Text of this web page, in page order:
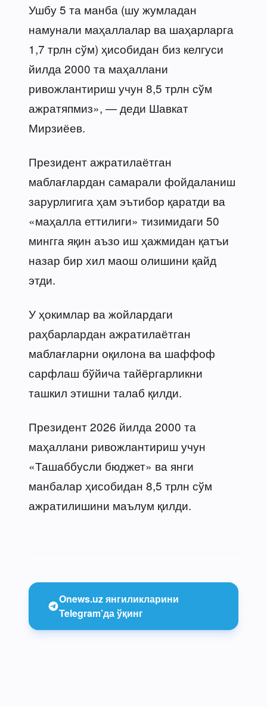
Ушбу 5 та манба (шу жумладан
намунали маҳаллалар ва шаҳарларга
1,7 трлн сўм) ҳисобидан биз келгуси
йилда 2000 та маҳаллани
ривожлантириш учун 8,5 трлн сўм
ажратяпмиз», — деди Шавкат
Мирзиёев.
Президент ажратилаётган
маблағлардан самарали фойдаланиш
зарурлигига ҳам эътибор қаратди ва
«маҳалла еттилиги» тизимидаги 50
мингга яқин аъзо иш ҳажмидан қатъи
назар бир хил маош олишини қайд
этди.
У ҳокимлар ва жойлардаги
раҳбарлардан ажратилаётган
маблағларни оқилона ва шаффоф
сарфлаш бўйича тайёргарликни
ташкил этишни талаб қилди.
Президент 2026 йилда 2000 та
маҳаллани ривожлантириш учун
«Ташаббусли бюджет» ва янги
манбалар ҳисобидан 8,5 трлн сўм
ажратилишини маълум қилди.
Onews.uz янгиликларини
Telegram’да ўқинг